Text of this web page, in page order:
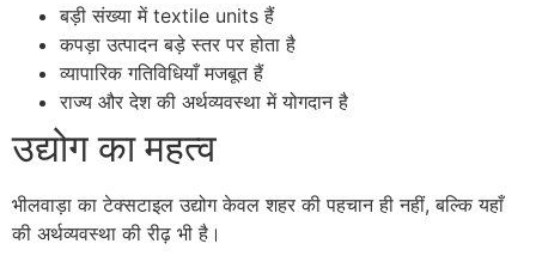
बड़ी संख्या में textile units हैं
कपड़ा उत्पादन बड़े स्तर पर होता है
व्यापारिक गतिविधियाँ मजबूत हैं
राज्य और देश की अर्थव्यवस्था में योगदान है
उद्योग का महत्व
भीलवाड़ा का टेक्सटाइल उद्योग केवल शहर की पहचान ही नहीं, बल्कि यहाँ
की अर्थव्यवस्था की रीढ़ भी है।